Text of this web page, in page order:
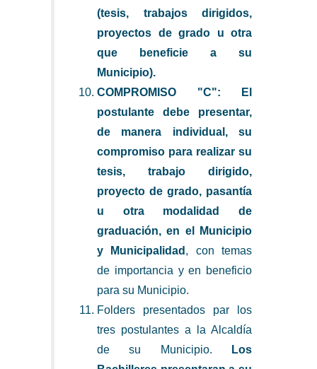
(tesis, trabajos dirigidos,
proyectos de grado u otra
que beneficie a su
Municipio).
COMPROMISO "C": El
postulante debe presentar,
de manera individual, su
compromiso para realizar su
tesis, trabajo dirigido,
proyecto de grado, pasantía
u otra modalidad de
graduación, en el Municipio
y Municipalidad , con temas
de importancia y en beneficio
para su Municipio.
Folders presentados par los
tres postulantes a la Alcaldía
de su Municipio.
Los